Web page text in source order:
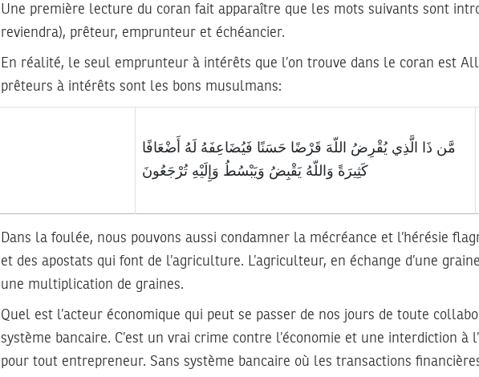
Une première lecture du coran fait apparaître que les mots suivants sont
reviendra), prêteur, emprunteur et échéancier.
En réalité, le seul emprunteur à intérêts que l’on trouve dans le coran est
prêteurs à intérêts sont les bons musulmans:
مَّن ذَا الَّذِي يُقْرِضُ اللّهَ قَرْضًا حَسَنًا فَيُضَاعِفَهُ لَهُ أَضْعَافًا
كَثِيرَةً وَاللّهُ يَقْبِضُ وَيَبْسُطُ وَإِلَيْهِ تُرْجَعُونَ
Dans la foulée, nous pouvons aussi condamner la mécréance et l’hérésie
et des apostats qui font de l’agriculture. L’agriculteur, en échange d’une
une multiplication de graines.
Quel est l’acteur économique qui peut se passer de nos jours de toute
système bancaire. C’est un vrai crime contre l’économie et une interdiction à
pour tout entrepreneur. Sans système bancaire où les transactions